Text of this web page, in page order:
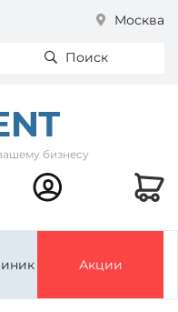
Москва
Поиск
бизнесу
Акции